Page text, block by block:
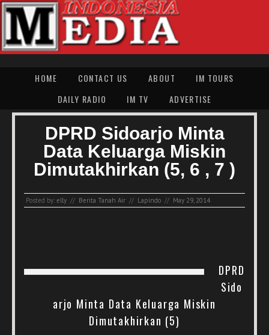
HOME CONTACT US ABOUT
IM TOURS
DAILY RADIO
IM TV ADVERTISE
DPRD Sidoarjo Minta
Data Keluarga Miskin
Dimutakhirkan (5, 6 , 7 )
Posted by: elly // Berita Tanah Air // Lapindo // May 29, 2014
DPRD
Sido
arjo Minta Data Keluarga Miskin
Dimutakhirkan (5)